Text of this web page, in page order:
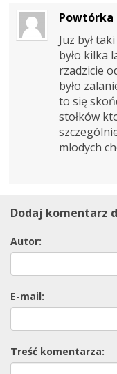
Powtórka
Juz był
było kilka
rzadzicie
było
to się
stołków
mlodych
Dodaj komentarz
Autor:
E-mail:
Treść komentarza: